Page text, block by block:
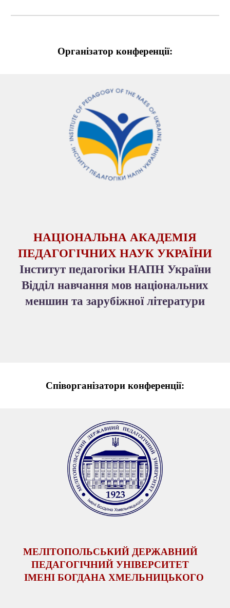
Організатор конференції:
НАЦІОНАЛЬНА АКАДЕМІЯ
ПЕДАГОГІЧНИХ НАУК УКРАЇНИ
Інститут педагогіки НАПН України
Відділ навчання мов національних
меншин та зарубіжної літератури
Співорганізатори конференції:
МЕЛІТОПОЛЬСЬКИЙ ДЕРЖАВНИЙ
ПЕДАГОГІЧНИЙ УНІВЕРСИТЕТ
ІМЕНІ БОГДАНА ХМЕЛЬНИЦЬКОГО